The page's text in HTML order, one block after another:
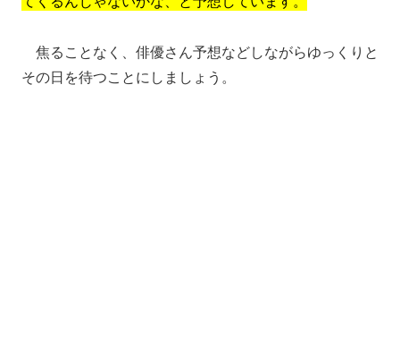
焦ることなく、俳優さん予想などしながらゆっくりと
その日を待つことにしましょう。